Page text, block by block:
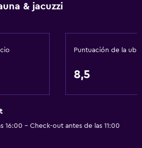
& jacuzzi
Puntuación de la
8,5
16:00 - Check-out antes de las 11:00